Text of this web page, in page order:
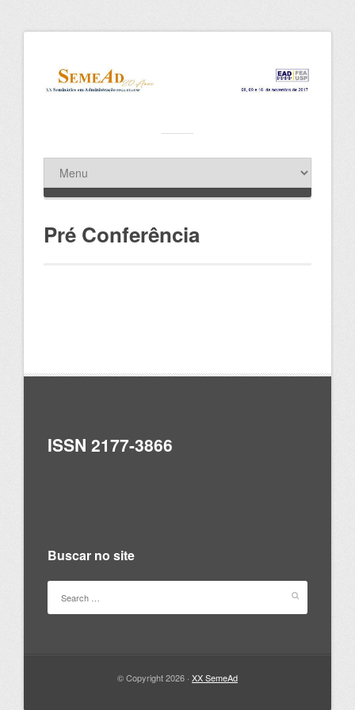
Pré Conferência
ISSN 2177-3866
Buscar no site
© Copyright 2026 · XX SemeAd